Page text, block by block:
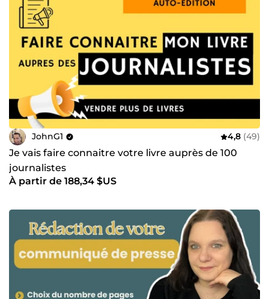
JohnG1 4,8 (49)
Je vais faire connaitre votre livre auprès de 100
journalistes
À partir de 188,34 $US